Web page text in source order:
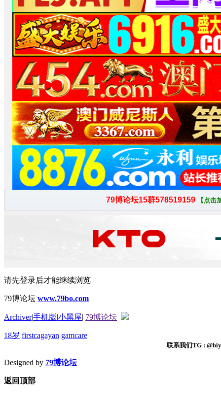
请先登录后才能继续浏览
79博论坛 www.79bo.com
Archiver|手机版|小黑屋| 79博论坛
18岁 firstcagayan gamcare
联系我们TG :
Designed by 79博论坛
返回顶部